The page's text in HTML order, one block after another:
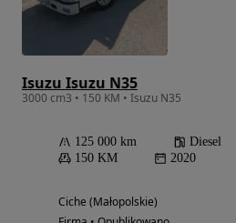
Isuzu Isuzu N35
3000 cm3 • 150 KM • Isuzu N35
125 000 km Diesel
150 KM
2020
Ciche (Małopolskie)